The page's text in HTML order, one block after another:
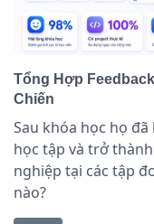
Tổng Hợp
Chiến
Sau khóa học họ
học tập và trở
nghiệp tại các tập
nào?